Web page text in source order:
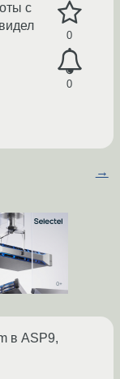
0
0
с
→
в ASP9,